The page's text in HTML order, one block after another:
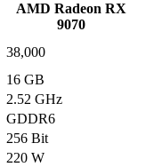
AMD Radeon RX
9070
38,000
16 GB
2.52 GHz
GDDR6
256 Bit
220 W